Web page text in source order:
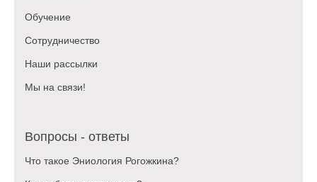
Обучение
Сотрудничество
Наши рассылки
Мы на связи!
Вопросы - ответы
Что такое Эниология Рогожкина?